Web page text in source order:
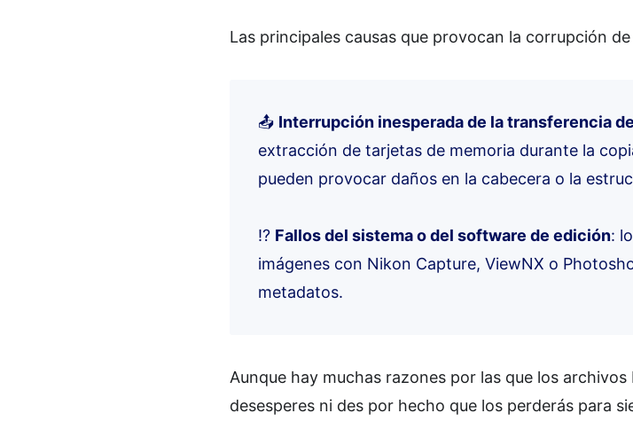
Las principales causas que provocan la corrupción
📤 Interrupción inesperada de la transferencia
extracción de tarjetas de memoria durante la
pueden provocar daños en la cabecera o la
⁉️ Fallos del sistema o del software de edición:
imágenes con Nikon Capture, ViewNX o
metadatos.
Aunque hay muchas razones por las que los
desesperes ni des por hecho que los perderás para